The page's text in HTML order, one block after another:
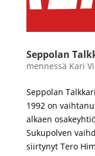
Seppolan
mennessä Kari
Seppolan
1992 on
alkaen
Sukupolven
siirtynyt Tero